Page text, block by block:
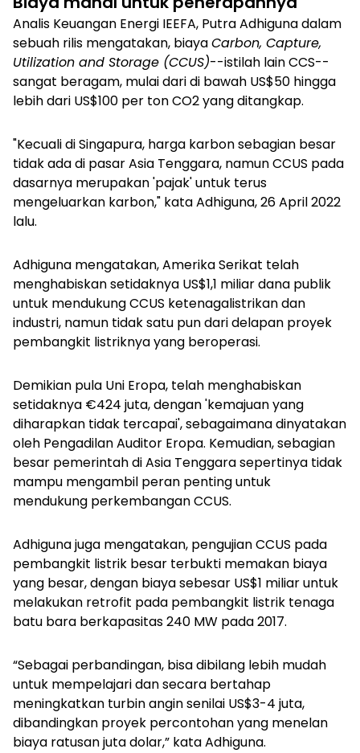
Analis Keuangan Energi IEEFA, Putra Adhiguna dalam
sebuah rilis mengatakan, biayaCarbon, Capture,
Utilization and Storage (CCUS)--istilah lain CCS--
sangat beragam, mulai dari di bawah US$50 hingga
lebih dari US$100 per ton CO2 yang ditangkap.
"Kecuali di Singapura, harga karbon sebagian besar
tidak ada di pasar Asia Tenggara, namun CCUS pada
dasarnya merupakan 'pajak' untuk terus
mengeluarkan karbon," kata Adhiguna, 26 April 2022
lalu.
Adhiguna mengatakan, Amerika Serikat telah
menghabiskan setidaknya US$1,1 miliar dana publik
untuk mendukung CCUS ketenagalistrikan dan
industri, namun tidak satu pun dari delapan proyek
pembangkit listriknya yang beroperasi.
Demikian pula Uni Eropa, telah menghabiskan
setidaknya €424 juta, dengan 'kemajuan yang
diharapkan tidak tercapai', sebagaimana dinyatakan
oleh Pengadilan Auditor Eropa. Kemudian, sebagian
besar pemerintah di Asia Tenggara sepertinya tidak
mampu mengambil peran penting untuk
mendukung perkembangan CCUS.
Adhiguna juga mengatakan, pengujian CCUS pada
pembangkit listrik besar terbukti memakan biaya
yang besar, dengan biaya sebesar US$1 miliar untuk
melakukan retrofit pada pembangkit listrik tenaga
batu bara berkapasitas 240 MW pada 2017.
“Sebagai perbandingan, bisa dibilang lebih mudah
untuk mempelajari dan secara bertahap
meningkatkan turbin angin senilai US$3-4 juta,
dibandingkan proyek percontohan yang menelan
biaya ratusan juta dolar,” kata Adhiguna.